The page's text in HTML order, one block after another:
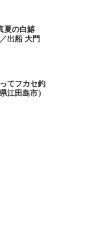
夏の白鱚
出船 大門
てフカセ釣
江田島市）